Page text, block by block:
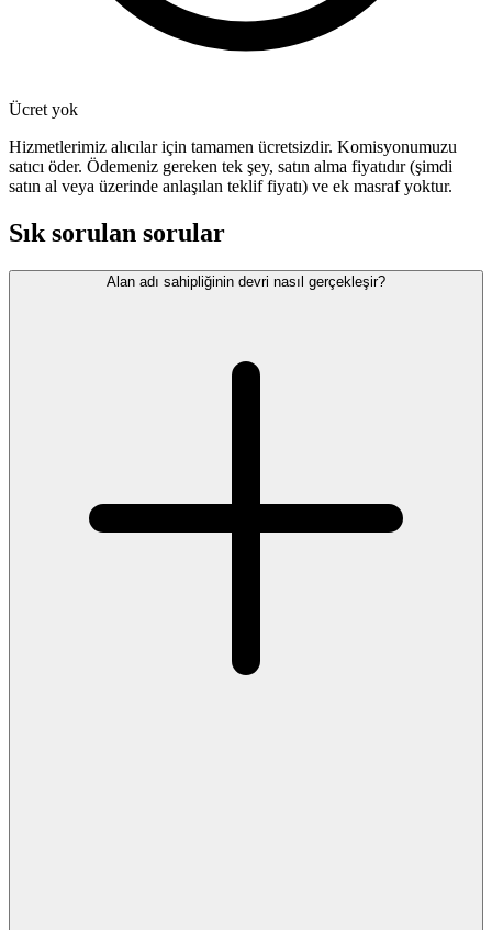
Ücret yok
Hizmetlerimiz alıcılar için tamamen ücretsizdir. Komisyonumuzu
satıcı öder. Ödemeniz gereken tek şey, satın alma fiyatıdır (şimdi
satın al veya üzerinde anlaşılan teklif fiyatı) ve ek masraf yoktur.
Sık sorulan sorular
Alan adı sahipliğinin devri nasıl gerçekleşir?